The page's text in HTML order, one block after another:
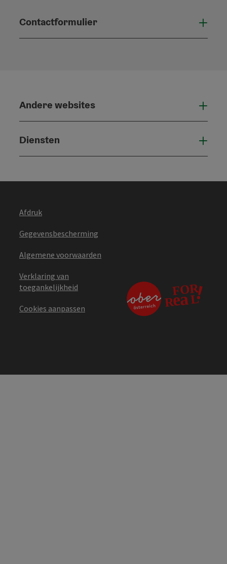
Contactformulier
Andere websites
Diensten
Afdruk
Gegevensbescherming
Algemene voorwaarden
Verklaring van
toegankelijkheid
Cookies aanpassen